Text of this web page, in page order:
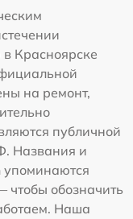
Красноярске
на ремонт,
публичной
Названия и
упоминаются
обозначить
Наша